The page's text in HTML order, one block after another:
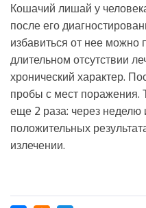
Кошачий лишай у
после его
избавиться от нее
длительном отсутствии
хронический характер.
пробы с мест поражения.
еще 2 раза: через неделю
положительных
излечении.